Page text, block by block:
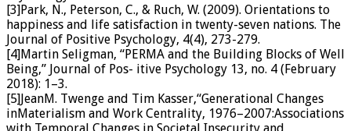
[3]Park, N., Peterson, C., & Ruch, W. (2009). Orientations to
happiness and life satisfaction in twenty-seven nations. The
Journal of Positive Psychology, 4(4), 273-279.
[4]Martin Seligman, “PERMA and the Building Blocks of Well
Being,” Journal of Pos- itive Psychology 13, no. 4 (February
2018): 1–3.
[5]JeanM. Twenge and Tim Kasser,“Generational Changes
inMaterialism and Work Centrality, 1976–2007:Associations